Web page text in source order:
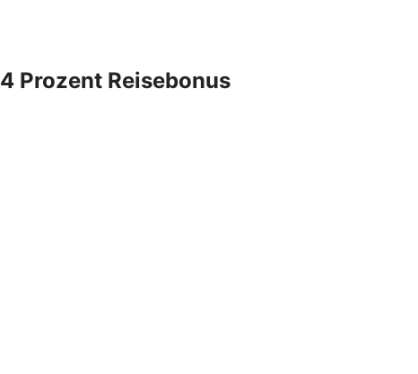
4 Prozent Reisebonus